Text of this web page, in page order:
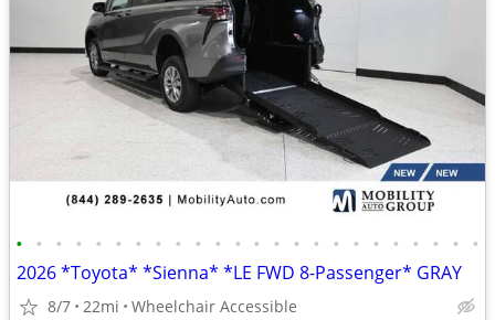
• • • • • • • • • • • • • • • • • • • • • • • •
2026 *Toyota* *Sienna* *LE FWD 8-Passenger* GRAY
8/7 22mi Wheelchair Accessible